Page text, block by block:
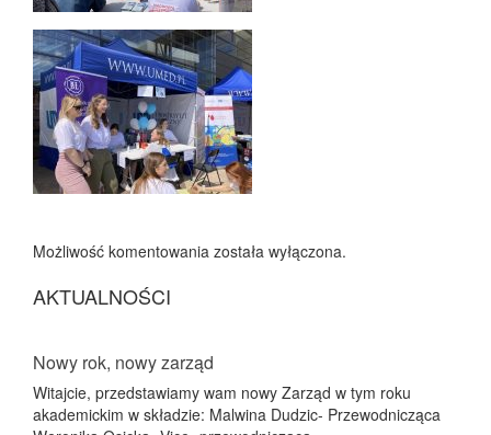
Możliwość komentowania została wyłączona.
AKTUALNOŚCI
Nowy rok, nowy zarząd
Witajcie, przedstawiamy wam nowy Zarząd w tym roku
akademickim w składzie: Malwina Dudzic- Przewodnicząca